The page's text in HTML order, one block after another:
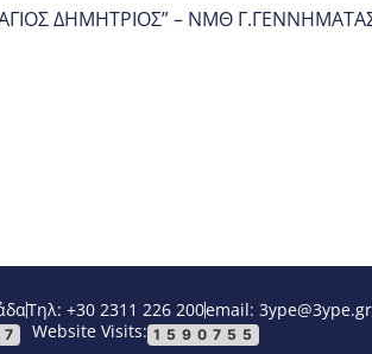
ΔΗΜΗΤΡΙΟΣ” – ΝΜΘ
Τηλ: +30 2311 226 200email: 3ype@3ype.gr
Website Visits: 1590755